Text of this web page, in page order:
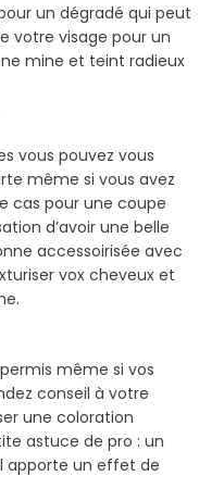
un dégradé qui peut
votre visage pour un
mine et teint radieux
vous pouvez vous
même si vous avez
cas pour une coupe
d’avoir une belle
accessoirisée avec
vox cheveux et
même si vos
conseil à votre
une coloration
astuce de pro : un
apporte un effet de